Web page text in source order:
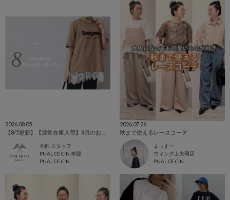
2026.08.05
本部 スタッフ
PUAL CE CIN 本部
PUAL CE CIN
2026.07.26
秋まで使えるレースコーデ
まっすー
ウィング上大岡店
PUAL CE CIN